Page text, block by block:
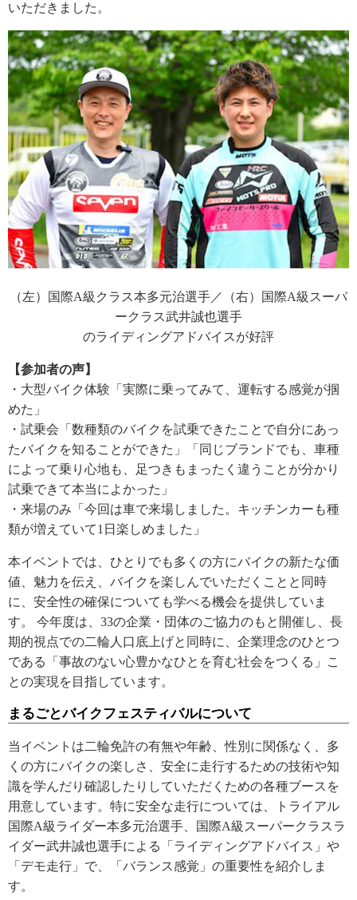
いただきました。
（左）国際A級クラス本多元治選手／（右）国際A級スーパ
ークラス武井誠也選手
のライディングアドバイスが好評
【参加者の声】
・大型バイク体験「実際に乗ってみて、運転する感覚が掴
めた」
・試乗会「数種類のバイクを試乗できたことで自分にあっ
たバイクを知ることができた」「同じブランドでも、車種
によって乗り心地も、足つきもまったく違うことが分かり
試乗できて本当によかった」
・来場のみ「今回は車で来場しました。キッチンカーも種
類が増えていて1日楽しめました」
本イベントでは、ひとりでも多くの方にバイクの新たな価
値、魅力を伝え、バイクを楽しんでいただくことと同時
に、安全性の確保についても学べる機会を提供していま
す。 今年度は、33の企業・団体のご協力のもと開催し、長
期的視点での二輪人口底上げと同時に、企業理念のひとつ
である「事故のない心豊かなひとを育む社会をつくる」こ
との実現を目指しています。
まるごとバイクフェスティバルについて
当イベントは二輪免許の有無や年齢、性別に関係なく、多
くの方にバイクの楽しさ、安全に走行するための技術や知
識を学んだり確認したりしていただくための各種ブースを
用意しています。特に安全な走行については、トライアル
国際A級ライダー本多元治選手、国際A級スーパークラスラ
イダー武井誠也選手による「ライディングアドバイス」や
「デモ走行」で、「バランス感覚」の重要性を紹介しま
す。